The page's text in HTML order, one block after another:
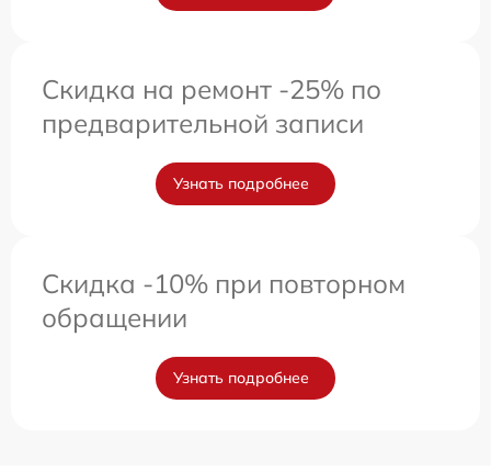
Скидка на ремонт -25% по
предварительной записи
Узнать подробнее
Скидка -10% при повторном
обращении
Узнать подробнее